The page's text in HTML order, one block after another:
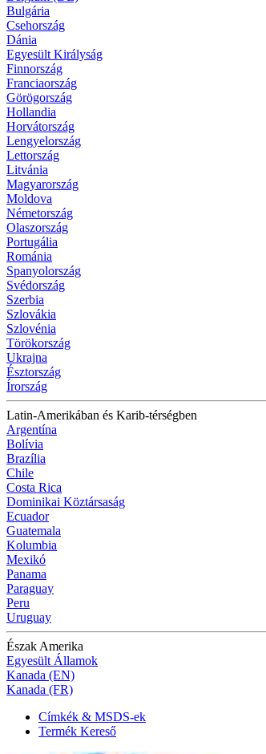
Bulgária
Csehország
Dánia
Egyesült Királyság
Finnország
Franciaország
Görögország
Hollandia
Horvátország
Lengyelország
Lettország
Litvánia
Magyarország
Moldova
Németország
Olaszország
Portugália
Románia
Spanyolország
Svédország
Szerbia
Szlovákia
Szlovénia
Törökország
Ukrajna
Észtország
Írország
Latin-Amerikában és Karib-térségben
Argentína
Bolívia
Brazília
Chile
Costa Rica
Dominikai Köztársaság
Ecuador
Guatemala
Kolumbia
Mexikó
Panama
Paraguay
Peru
Uruguay
Észak Amerika
Egyesült Államok
Kanada (EN)
Kanada (FR)
Címkék & MSDS-ek
Termék Kereső